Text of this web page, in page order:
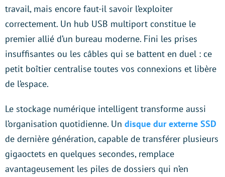
travail, mais encore faut-il savoir l’exploiter
correctement. Un hub USB multiport constitue le
premier allié d’un bureau moderne. Fini les prises
insuffisantes ou les câbles qui se battent en duel : ce
petit boîtier centralise toutes vos connexions et libère
de l’espace.
Le stockage numérique intelligent transforme aussi
l’organisation quotidienne. Un disque dur externe SSD
de dernière génération, capable de transférer plusieurs
gigaoctets en quelques secondes, remplace
avantageusement les piles de dossiers qui n’en